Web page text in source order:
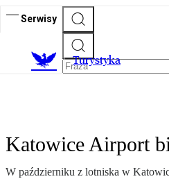
Serwisy
Turystyka
Katowice Airport
W październiku z lotniska w